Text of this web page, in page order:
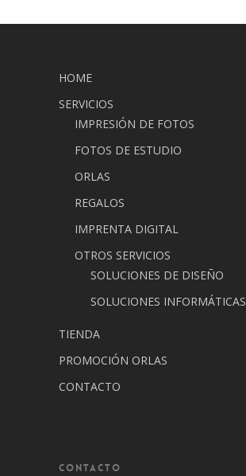
HOME
SERVICIOS
IMPRESIÓN DE FOTOS
FOTOS DE ESTUDIO
ORLAS
REGALOS
IMPRENTA DIGITAL
OTROS SERVICIOS
SOLUCIONES DE DISEÑO
SOLUCIONES INFORMÁTICAS
TIENDA
PROMOCIÓN ORLAS
CONTACTO
CONTACTO